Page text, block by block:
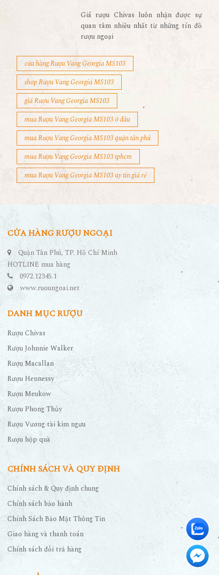
Giá rượu Chivas luôn nhận được sự
quan tâm nhiều nhất từ những tín đồ
rượu ngoại
cửa hàng Rượu Vang Georgia MS103
shop Rượu Vang Georgia MS103
giá Rượu Vang Georgia MS103
mua Rượu Vang Georgia MS103 ở đâu
mua Rượu Vang Georgia MS103 quận tân phú
mua Rượu Vang Georgia MS103 tphcm
mua Rượu Vang Georgia MS103 uy tín giá rẻ
CỬA HÀNG RƯỢU NGOẠI
Quận Tân Phú, TP. Hồ Chí Minh
HOTLINE mua hàng
0972.12345.1
www.ruoungoai.net
DANH MỤC RƯỢU
Rượu Chivas
Rượu Johnnie Walker
Rượu Macallan
Rượu Hennessy
Rượu Meukow
Rượu Phong Thủy
Rượu Vương tài kim ngưu
Rượu hộp quà
CHÍNH SÁCH VÀ QUY ĐỊNH
Chính sách & Quy định chung
Chính sách bảo hành
Chính Sách Bảo Mật Thông Tin
Giao hàng và thanh toán
Chính sách đổi trả hàng